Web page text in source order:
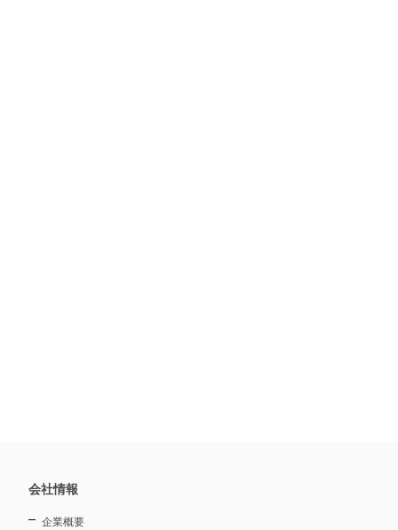
会社情報
企業概要